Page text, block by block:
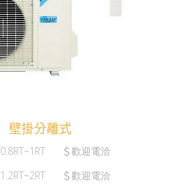
壁掛分離式
0.8RT~1RT ＄歡迎電洽
1.2RT~2RT ＄歡迎電洽